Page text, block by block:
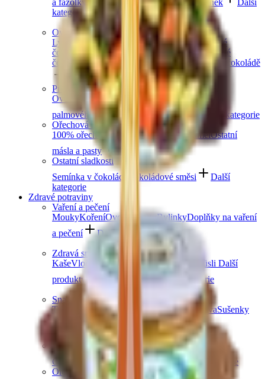
a fazolkyLékořice a pendreky Mix cukrovinek
Další
kategorie
Ovoce v čokoládě
Lyofilizované ovoce v čokoláděOvoce v hořké
čokoláděOvoce v mléčné čokoláděOvoce v bílé
čokoládě a jogurtu
Jablečné trubičky máčené v čokoládě
Další kategorie
Prémiové čokolády
Ovocná čokoládaSlaný karamel
Čokolády bez
palmového oleje
Čokolády bez cukru
Další kategorie
Ořechová másla
100% ořechová S čokoládouSlaný karamelOstatní
másla a pasty
Další kategorie
Ostatní sladkosti
Semínka v čokoládě
Čokoládové směsi
Další
kategorie
Zdravé potraviny
Vaření a pečení
MoukyKořeníOvocné pasty BylinkyDoplňky na vaření
a pečení
Další kategorie
Zdravá snídaně
KašeVločky Müsli a granolaOvoce do müsli Další
produkty zdravé snídaně
Další kategorie
Snacky
Tyčinky
CrackeryBezlepkové křupkyChalvaSušenky
Další kategorie
Obiloviny a luštěniny
Čočka
BulgurKuskus Těstoviny
Další kategorie
Oleje a másla